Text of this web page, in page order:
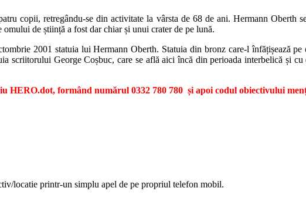
copii, retregându-se din activitate la vârsta de 68 de ani. Hermann Oberth
de știință a fost dar chiar și unui crater de pe lună.
2001 statuia lui Hermann Oberth. Statuia din bronz care-l înfățișează
scriitorului George Coșbuc, care se află aici încă din perioada interbelică și
HERO.dot, formând numărul 0332 780 780 și apoi codul obiectivului
locatie printr-un simplu apel de pe propriul telefon mobil.